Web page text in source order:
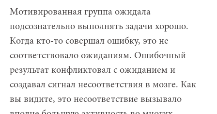
Мотивированная группа ожидала
подсознательно выполнять задачи хорошо.
Когда кто-то совершал ошибку, это не
соответствовало ожиданиям. Ошибочный
результат конфликтовал с ожиданием и
создавал сигнал несоответствия в мозге. Как
вы видите, это несоответствие вызывало